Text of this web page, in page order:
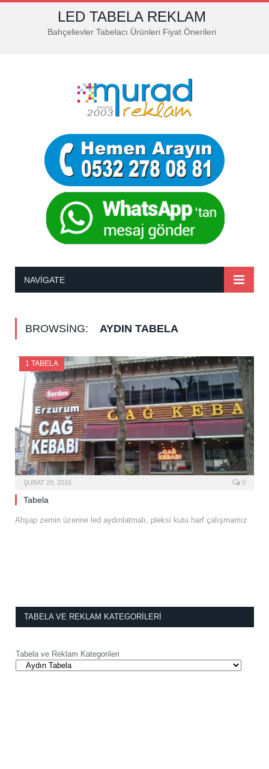
LED TABELA REKLAM
Bahçelievler Tabelacı Ürünleri Fiyat Önerileri
NAVIGATE
BROWSING: AYDIN TABELA
1 TABELA
ŞUBAT 29, 2016 0
Tabela
Ahşap zemin üzerine led aydınlatmalı, pleksi kutu harf çalışmamız
TABELA VE REKLAM KATEGORILERI
Tabela ve Reklam Kategorileri